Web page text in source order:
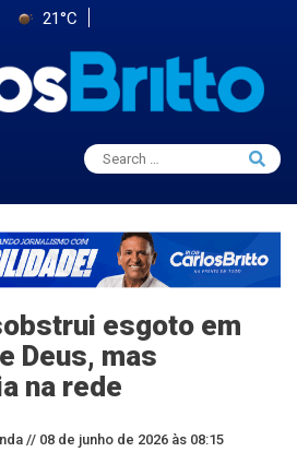
21°C
Search
for:
Search
esgoto em
Deus, mas
na rede
// 08 de junho de 2026 às 08:15